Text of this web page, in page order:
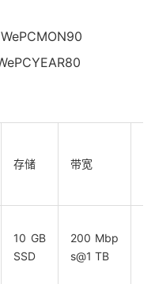
存储 带宽
10 GB
SSD
200 Mbp
s@1 TB